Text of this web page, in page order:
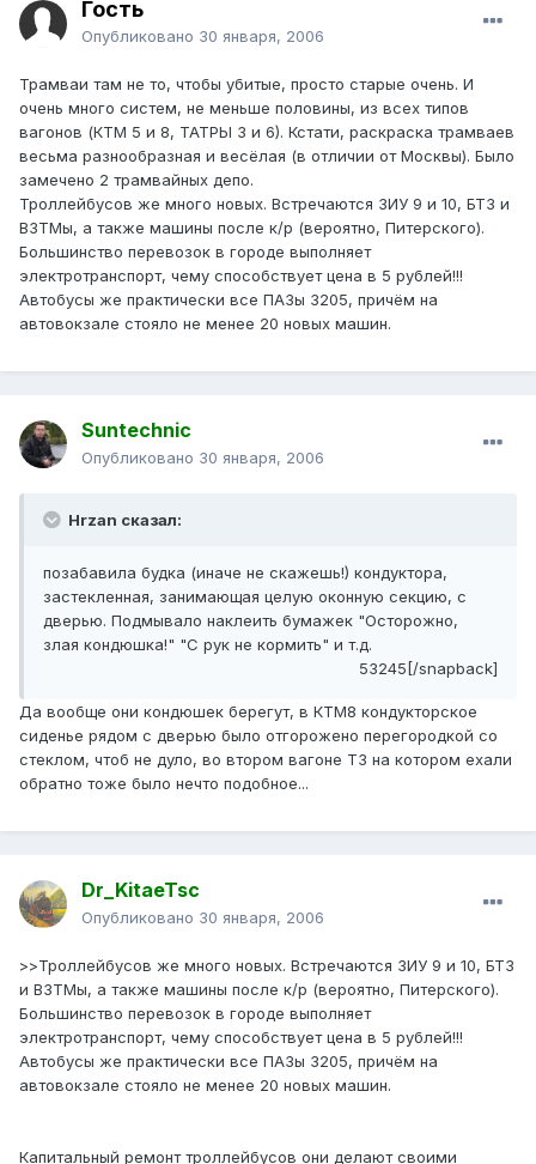
Гость
Опубликовано 30 января, 2006
Трамваи там не то, чтобы убитые, просто старые очень. И
очень много систем, не меньше половины, из всех типов
вагонов (КТМ 5 и 8, ТАТРЫ 3 и 6). Кстати, раскраска трамваев
весьма разнообразная и весёлая (в отличии от Москвы). Было
замечено 2 трамвайных депо.
Троллейбусов же много новых. Встречаются ЗИУ 9 и 10, БТЗ и
ВЗТМы, а также машины после к/р (вероятно, Питерского).
Большинство перевозок в городе выполняет
электротранспорт, чему способствует цена в 5 рублей!!!
Автобусы же практически все ПАЗы 3205, причём на
автовокзале стояло не менее 20 новых машин.
Suntechnic
Опубликовано 30 января, 2006
Hrzan сказал:
позабавила будка (иначе не скажешь!) кондуктора,
застекленная, занимающая целую оконную секцию, с
дверью. Подмывало наклеить бумажек "Осторожно,
злая кондюшка!" "С рук не кормить" и т.д.
53245[/snapback]
Да вообще они кондюшек берегут, в КТМ8 кондукторское
сиденье рядом с дверью было отгорожено перегородкой со
стеклом, чтоб не дуло, во втором вагоне Т3 на котором ехали
обратно тоже было нечто подобное...
Dr_KitaeTsc
Опубликовано 30 января, 2006
>>Троллейбусов же много новых. Встречаются ЗИУ 9 и 10, БТЗ
и ВЗТМы, а также машины после к/р (вероятно, Питерского).
Большинство перевозок в городе выполняет
электротранспорт, чему способствует цена в 5 рублей!!!
Автобусы же практически все ПАЗы 3205, причём на
автовокзале стояло не менее 20 новых машин.
Капитальный ремонт троллейбусов они делают своими